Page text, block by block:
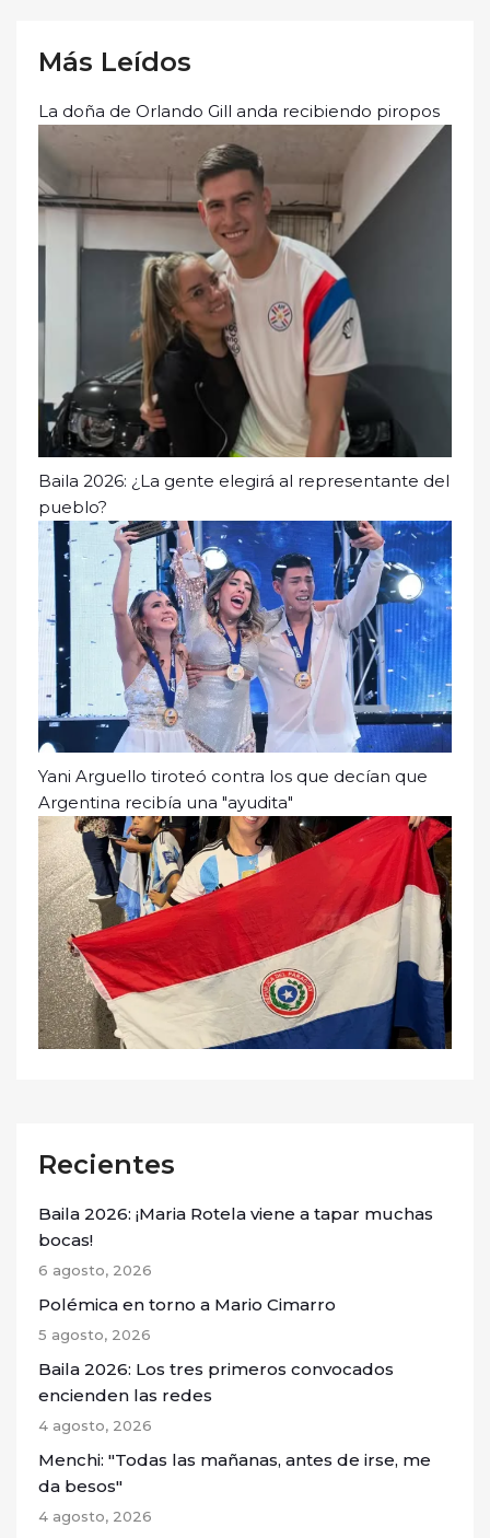
Más Leídos
La doña de Orlando Gill anda recibiendo piropos
Baila 2026: ¿La gente elegirá al representante del
pueblo?
Yani Arguello tiroteó contra los que decían que
Argentina recibía una "ayudita"
Recientes
Baila 2026: ¡Maria Rotela viene a tapar muchas
bocas!
6 agosto, 2026
Polémica en torno a Mario Cimarro
5 agosto, 2026
Baila 2026: Los tres primeros convocados
encienden las redes
4 agosto, 2026
Menchi: "Todas las mañanas, antes de irse, me
da besos"
4 agosto, 2026